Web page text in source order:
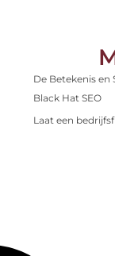
De Betekenis en
Black Hat SEO
Laat een